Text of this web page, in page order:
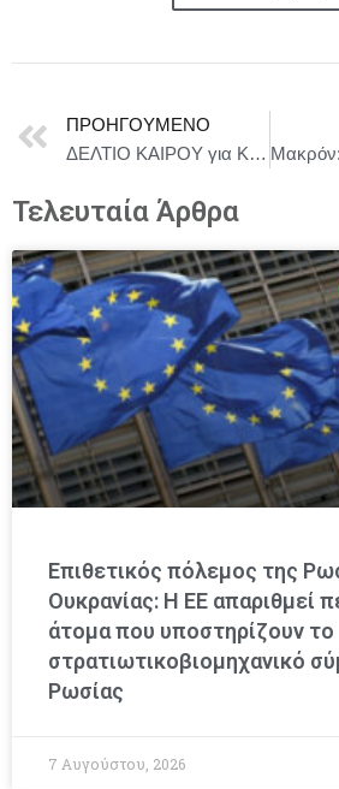
ΠΡΟΗΓΟΎΜΕΝΟ
ΔΕΛΤΙΟ ΚΑΙΡΟΥ για Κυριακή 10/8
Τελευταία Άρθρα
Επιθετικός πόλεμος της
Ουκρανίας: Η ΕΕ απαριθμεί
άτομα που υποστηρίζουν το
στρατιωτικοβιομηχανικό
Ρωσίας
7 Αυγούστου, 2026